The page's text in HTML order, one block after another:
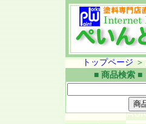
トップページ ＞
■ 商品検索 ■